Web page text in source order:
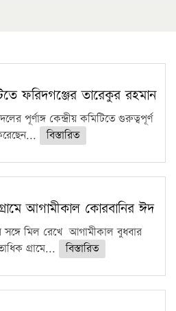
ফরিদগঞ্জের তারেকুর রহমান
পূর্ণাঙ্গ কেন্দ্রীয় কমিটিতে গুরুত্বপূর্ণ
বিস্তারিত
আগামীকাল কোরবানির ঈদ
সঙ্গে মিল রেখে আগামীকাল বুধবার
গ্রামে...
বিস্তারিত